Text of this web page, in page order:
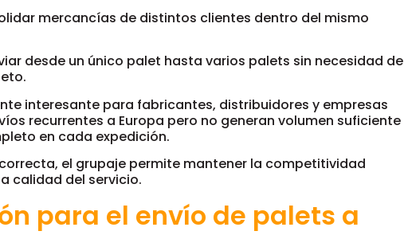
mercancías de distintos clientes dentro del mismo
desde un único palet hasta varios palets sin necesidad de
interesante para fabricantes, distribuidores y empresas
recurrentes a Europa pero no generan volumen suficiente
en cada expedición.
el grupaje permite mantener la competitividad
calidad del servicio.
para el envío de palets a